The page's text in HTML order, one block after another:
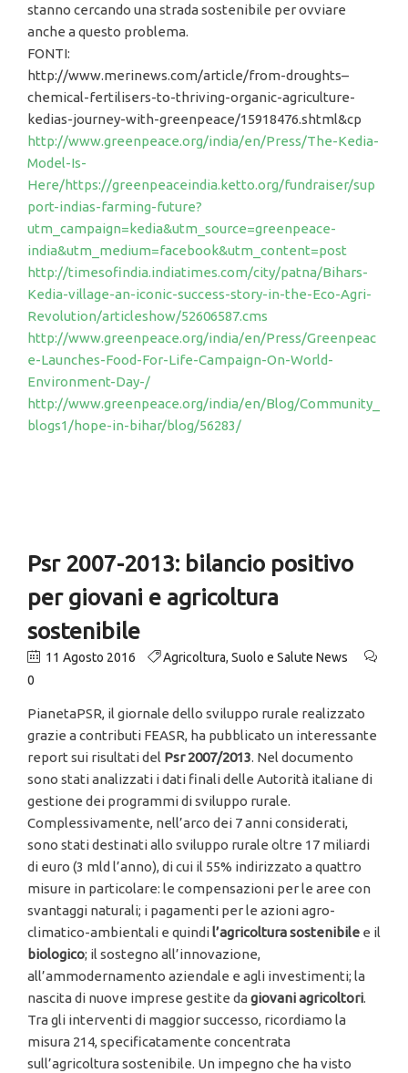
stanno cercando una strada sostenibile per ovviare
anche a questo problema.
FONTI:
http://www.merinews.com/article/from-droughts–
chemical-fertilisers-to-thriving-organic-agriculture-
kedias-journey-with-greenpeace/15918476.shtml&cp
http://www.greenpeace.org/india/en/Press/The-Kedia-
Model-Is-
Here/https://greenpeaceindia.ketto.org/fundraiser/sup
port-indias-farming-future?
utm_campaign=kedia&utm_source=greenpeace-
india&utm_medium=facebook&utm_content=post
http://timesofindia.indiatimes.com/city/patna/Bihars-
Kedia-village-an-iconic-success-story-in-the-Eco-Agri-
Revolution/articleshow/52606587.cms
http://www.greenpeace.org/india/en/Press/Greenpeac
e-Launches-Food-For-Life-Campaign-On-World-
Environment-Day-/
http://www.greenpeace.org/india/en/Blog/Community_
blogs1/hope-in-bihar/blog/56283/
Psr 2007-2013: bilancio positivo
per giovani e agricoltura
sostenibile
11 Agosto 2016 Agricoltura, Suolo e Salute News
0
PianetaPSR, il giornale dello sviluppo rurale realizzato
grazie a contributi FEASR, ha pubblicato un interessante
report sui risultati del Psr 2007/2013. Nel documento
sono stati analizzati i dati finali delle Autorità italiane di
gestione dei programmi di sviluppo rurale.
Complessivamente, nell’arco dei 7 anni considerati,
sono stati destinati allo sviluppo rurale oltre 17 miliardi
di euro (3 mld l’anno), di cui il 55% indirizzato a quattro
misure in particolare: le compensazioni per le aree con
svantaggi naturali; i pagamenti per le azioni agro-
climatico-ambientali e quindil’agricoltura sostenibile e il
biologico; il sostegno all’innovazione,
all’ammodernamento aziendale e agli investimenti; la
nascita di nuove imprese gestite dagiovani agricoltori.
Tra gli interventi di maggior successo, ricordiamo la
misura 214, specificatamente concentrata
sull’agricoltura sostenibile. Un impegno che ha visto